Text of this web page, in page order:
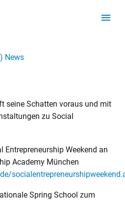
News
seine Schatten voraus und mit
zu Social
Weekend an
Academy München
Spring School zum